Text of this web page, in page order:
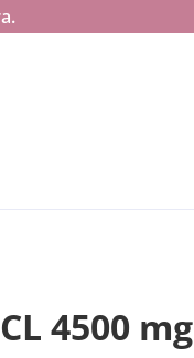
4500 mg